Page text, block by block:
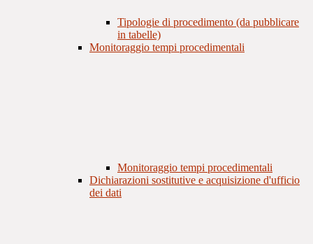
Tipologie di procedimento (da pubblicare
in tabelle)
Monitoraggio tempi procedimentali
Monitoraggio tempi procedimentali
Dichiarazioni sostitutive e acquisizione d'ufficio
dei dati